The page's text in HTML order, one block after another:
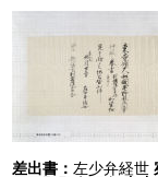
差出書： 左少弁経世